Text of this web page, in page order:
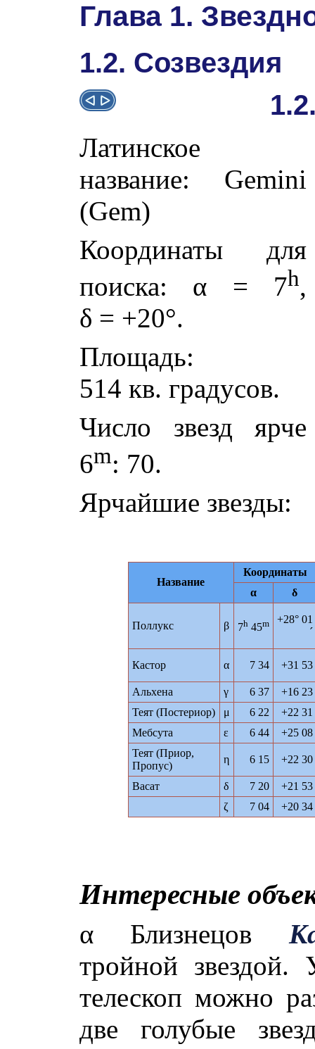
Глава 1.
1.2. Созвездия
Латинское
название: Gemini
(Gem)
Координаты для
поиска: α = 7h,
δ = +20°.
Площадь:
514 кв. градусов.
Число звезд ярче
6m: 70.
Ярчайшие звезды:
Название
Координаты
α
δ
Поллукс β 7h45m
+28° 01
´
Кастор α 7 34 +31 53
Альхена γ 6 37
+16 23
Теят (Постериор)
μ 6 22
+22 31
Мебсута
ε 6 44
+25 08
Теят (Приор,
Пропус)
η 6 15 +22 30
Васат δ 7 20
+21 53
ζ
7 04 +20 34
Интересные
α Близнецов
тройной
телескоп можно
две голубые